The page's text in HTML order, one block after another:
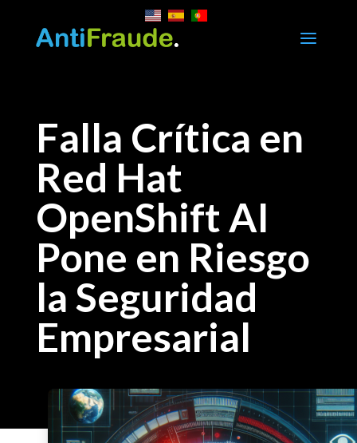
a
Falla Crítica en
Red Hat
OpenShift AI
Pone en Riesgo
la Seguridad
Empresarial